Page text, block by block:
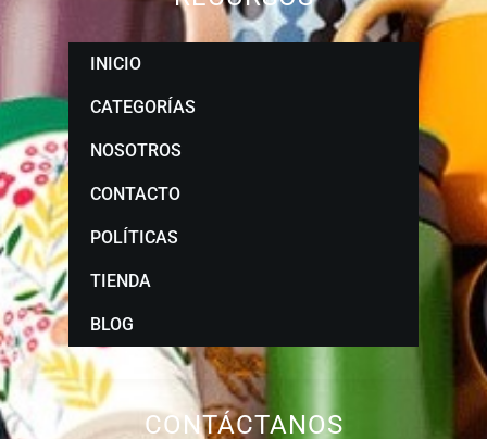
CONTÁCTANOS
INICIO
CATEGORÍAS
NOSOTROS
CONTACTO
POLÍTICAS
TIENDA
BLOG